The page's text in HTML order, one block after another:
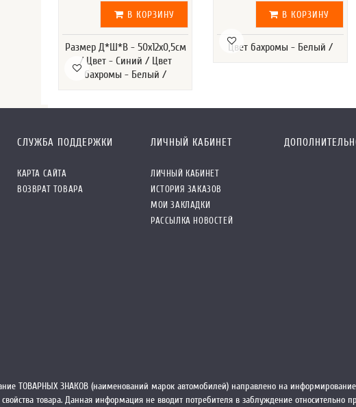
В КОРЗИНУ
Размер Д*Ш*В - 50х12х0,5см
/ Цвет - Синий / Цвет
бахромы - Белый /
В КОРЗИНУ
Цвет бахромы - Белый /
СЛУЖБА ПОДДЕРЖКИ
КАРТА САЙТА
ВОЗВРАТ ТОВАРА
ЛИЧНЫЙ КАБИНЕТ
ЛИЧНЫЙ КАБИНЕТ
ИСТОРИЯ ЗАКАЗОВ
МОИ ЗАКЛАДКИ
РАССЫЛКА НОВОСТЕЙ
ТОВАРНЫХ ЗНАКОВ (наименований марок автомобилей) направлено на
свойства товара. Данная информация не вводит потребителя в заблуждение